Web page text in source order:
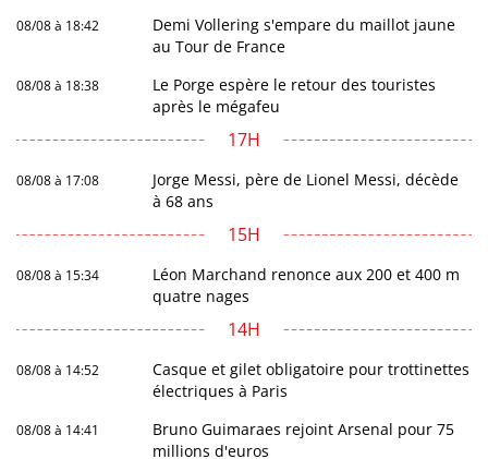
08/08 à 18:42
Demi Vollering s'empare du maillot jaune
au Tour de France
08/08 à 18:38
Le Porge espère le retour des touristes
après le mégafeu
17H
08/08 à 17:08
Jorge Messi, père de Lionel Messi, décède
à 68 ans
15H
08/08 à 15:34
Léon Marchand renonce aux 200 et 400 m
quatre nages
14H
08/08 à 14:52
Casque et gilet obligatoire pour trottinettes
électriques à Paris
08/08 à 14:41
Bruno Guimaraes rejoint Arsenal pour 75
millions d'euros